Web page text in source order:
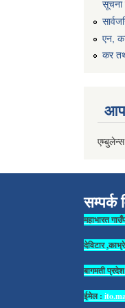
सूचना
एन,
कर
सम्पर्क
महाभारत
देविटार
बागमती
ईमेल :